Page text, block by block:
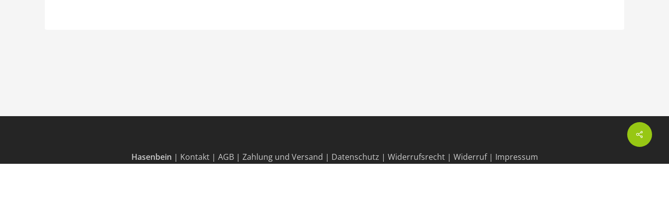
Share
Hasenbein | Kontakt| AGB| Zahlung und Versand | Datenschutz | Widerrufsrecht| Widerruf| Impressum